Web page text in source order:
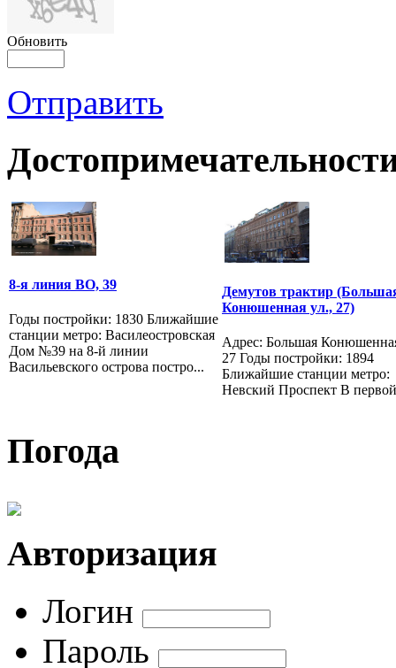
Обновить
Отправить
8-я линия ВО, 39
Годы постройки: 1830 Ближайшие
станции метро: Василеостровская
Дом №39 на 8-й линии
Васильевского острова постро...
Демутов трактир
Конюшенная ул., 27)
Адрес: Большая
27 Годы постройки: 1894
Ближайшие станции метро:
Невский Проспект В
Погода
Авторизация
Логин
Пароль